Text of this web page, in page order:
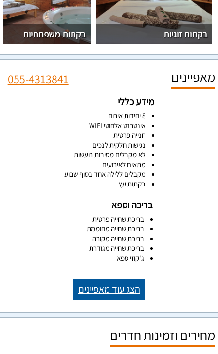
בקתות זוגיות בקתות משפחתיות
מאפיינים 055-4313841
מידע כללי
8 יחידות אירוח
אינטרנט אלחוטי WIFI
חנייה פרטית
נגישות חלקית לנכים
לא מקבלים מסיבות רועשות
מתאים לאירועים
מקבלים ללילה אחד בסוף שבוע
בקתות עץ
בריכה וספא
בריכת שחייה פרטית
בריכת שחייה מחוממת
בריכת שחייה מקורה
בריכת שחייה מגודרת
ג'קוזי ספא
הצג עוד מאפיינים
מחירים וזמינות חדרים